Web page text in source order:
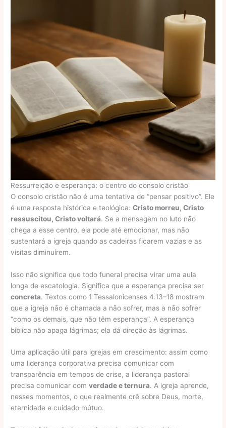
Ressurreição e esperança: o centro do consolo cristão
O consolo cristão não é uma tentativa de “pensar positivo”. Ele
é uma resposta histórica e teológica:Cristo morreu, Cristo
ressuscitou, Cristo voltará. Se a mensagem no luto não
chega a esse centro, ela pode até emocionar, mas não
sustentará a igreja quando as cadeiras ficarem vazias e as
visitas diminuírem.
Isso não significa que todo funeral precisa virar uma aula
longa de escatologia. Significa que a esperança precisa ser
concreta. Textos como 1 Tessalonicenses 4.13–18 mostram
que a igreja não é chamada a não sofrer, mas a não sofrer
“como os demais, que não têm esperança”. A esperança
bíblica não apaga lágrimas; ela dá direção às lágrimas.
Uma aplicação útil para igrejas em crescimento: assim como
uma liderança corporativa precisa comunicar com
transparência em tempos de crise, a liderança pastoral
precisa comunicar comverdade e ternura. A igreja aprende,
nesses momentos, o que realmente crê sobre Deus, morte,
eternidade e cuidado mútuo.